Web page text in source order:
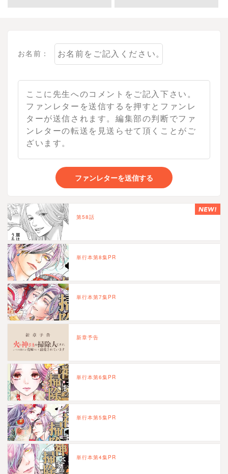
お名前：
ファンレターを送信する
第58話
単行本第8集PR
単行本第7集PR
新章予告
単行本第6集PR
単行本第5集PR
単行本第4集PR